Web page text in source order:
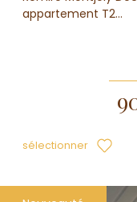
appartement T2...
sélectionner